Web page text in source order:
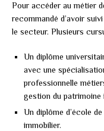
Pour accéder au métier
recommandé d’avoir
le secteur. Plusieurs
Un diplôme
avec une
professionnelle
gestion du patrimoine
Un diplôme d’école
immobilier.